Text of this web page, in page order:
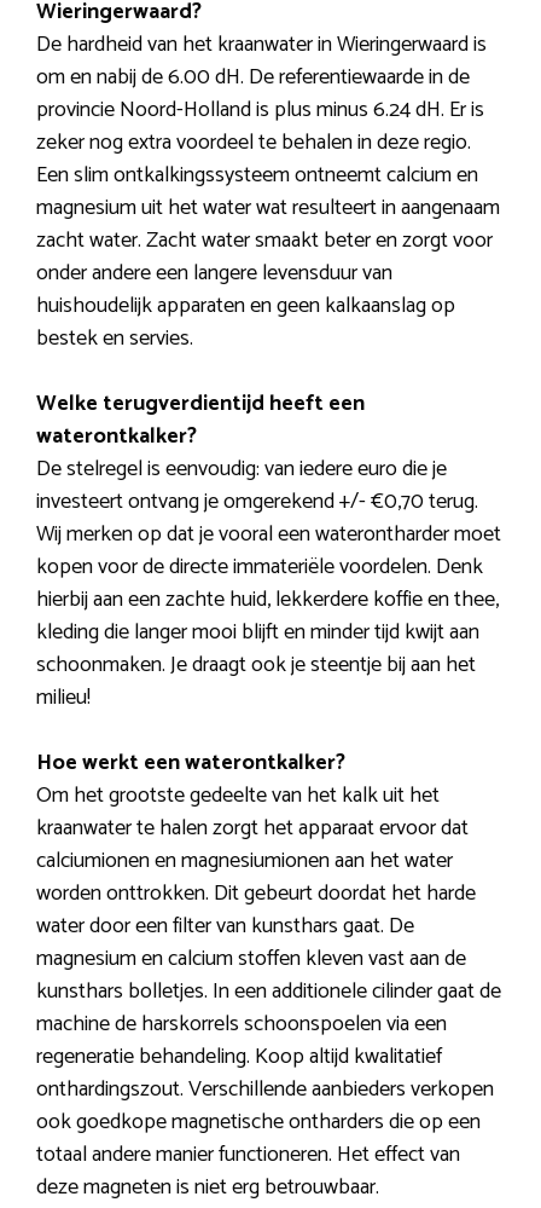
Wieringerwaard?
De hardheid van het kraanwater in Wieringerwaard is
om en nabij de 6.00 dH. De referentiewaarde in de
provincie Noord-Holland is plus minus 6.24 dH. Er is
zeker nog extra voordeel te behalen in deze regio.
Een slim ontkalkingssysteem ontneemt calcium en
magnesium uit het water wat resulteert in aangenaam
zacht water. Zacht water smaakt beter en zorgt voor
onder andere een langere levensduur van
huishoudelijk apparaten en geen kalkaanslag op
bestek en servies.
Welke terugverdientijd heeft een
waterontkalker?
De stelregel is eenvoudig: van iedere euro die je
investeert ontvang je omgerekend +/- €0,70 terug.
Wij merken op dat je vooral een waterontharder moet
kopen voor de directe immateriële voordelen. Denk
hierbij aan een zachte huid, lekkerdere koffie en thee,
kleding die langer mooi blijft en minder tijd kwijt aan
schoonmaken. Je draagt ook je steentje bij aan het
milieu!
Hoe werkt een waterontkalker?
Om het grootste gedeelte van het kalk uit het
kraanwater te halen zorgt het apparaat ervoor dat
calciumionen en magnesiumionen aan het water
worden onttrokken. Dit gebeurt doordat het harde
water door een filter van kunsthars gaat. De
magnesium en calcium stoffen kleven vast aan de
kunsthars bolletjes. In een additionele cilinder gaat de
machine de harskorrels schoonspoelen via een
regeneratie behandeling. Koop altijd kwalitatief
onthardingszout. Verschillende aanbieders verkopen
ook goedkope magnetische ontharders die op een
totaal andere manier functioneren. Het effect van
deze magneten is niet erg betrouwbaar.